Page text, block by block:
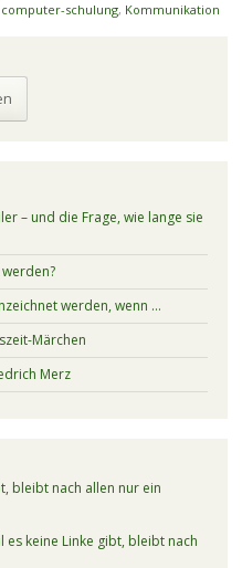
computer-schulung, Kommunikation
– und die Frage, wie lange sie
werden, wenn …
Märchen
Merz
bleibt nach allen nur ein
es keine Linke gibt, bleibt nach